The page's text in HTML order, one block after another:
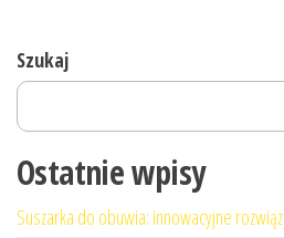
Szukaj
Ostatnie wpisy
Suszarka do obuwia: innowacyjne